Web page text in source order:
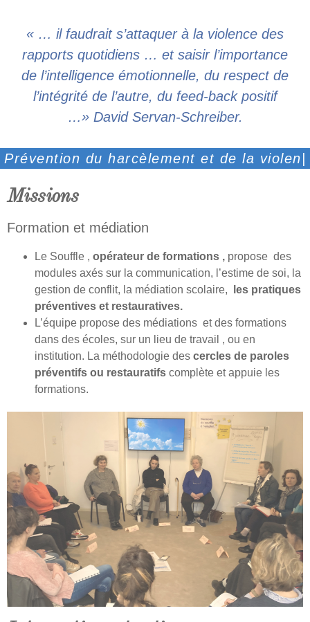
« … il faudrait s’attaquer à la violence des
rapports quotidiens … et saisir l’importance
de l’intelligence émotionnelle, du respect de
l’intégrité de l’autre, du feed-back positif
…» David Servan-Schreiber.
Prévention du harcèlement et de la
Missions
Formation et médiation
Le Souffle ,opérateur de formations ,propose des
modules axés sur la communication, l’estime de soi, la
gestion de conflit, la médiation scolaire,
préventives et restauratives.
L’équipe propose des médiations et des formations
dans des écoles, sur un lieu de travail , ou en
institution. La méthodologie descercles de paroles
préventifs ou restauratifs
formations.